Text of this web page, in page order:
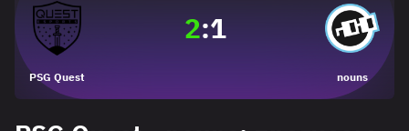
PSG Quest
2:1
nouns